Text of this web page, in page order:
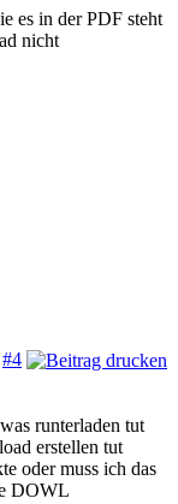
es in der PDF steht
nicht
#4
runterladen tut
erstellen tut
oder muss ich das
DOWL